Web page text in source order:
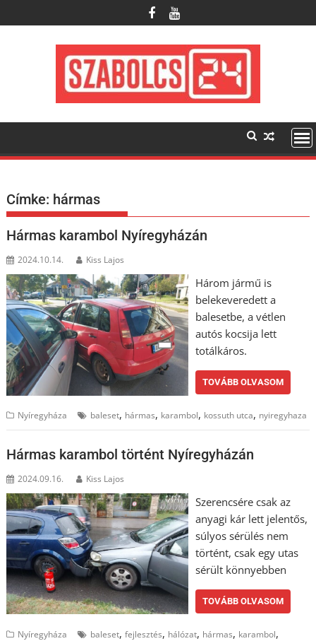
to
Címke: hármas
Hármas karambol Nyíregyházán
2024.10.14. Kiss Lajos
Három jármű is
belekeveredett a
balesetbe, a vétlen
autós kocsija lett
totálkáros.
TOVÁBB OLVASOM
Nyíregyháza baleset, hármas, karambol, kossuth utca, nyiregyhaza
Hármas karambol történt Nyíregyházán
2024.09.16. Kiss Lajos
Szerencsére csak az
anyagi kár lett jelentős,
súlyos sérülés nem
történt, csak egy utas
sérült könnyebben
TOVÁBB OLVASOM
Nyíregyháza baleset,fejlesztés, hálózat, hármas, karambol,